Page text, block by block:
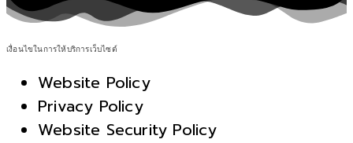
เงื่อนไขในการให้บริการเว็บไซต์
Website Policy
Privacy Policy
Website Security Policy